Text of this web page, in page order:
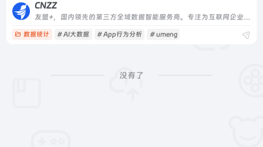
CNZZ
友盟+，国内领先的第三方全域数据智能服务商。专注为互联网企业提供一站式数据分析运营服务近10年。截至2020年已累计服务200万移动应用和890万家网站19年友盟+数据智能服务战略升级，重磅发布友盟云
数据统计 # AI大数据 # App行为分析 # umeng
没有了